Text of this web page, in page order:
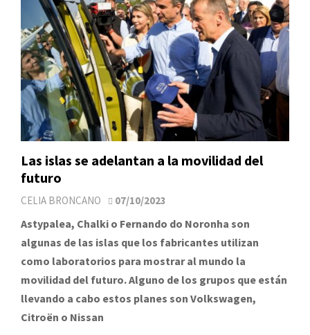
Las islas se adelantan a la movilidad del
futuro
CELIA BRONCANO 07/10/2023
Astypalea, Chalki o Fernando do Noronha son
algunas de las islas que los fabricantes utilizan
como laboratorios para mostrar al mundo la
movilidad del futuro. Alguno de los grupos que están
llevando a cabo estos planes son Volkswagen,
Citroën o Nissan